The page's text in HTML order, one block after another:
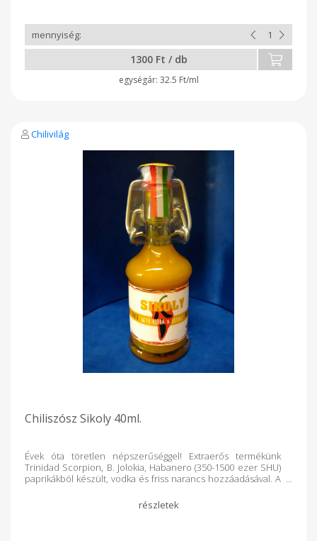
1300 Ft / db
32.5 Ft/ml
Chilivilág
Chiliszósz Sikoly 40ml.
Évek óta töretlen népszerűséggel! Extraerős termékünk
Trinidad Scorpion, B. Jolokia, Habanero (350-1500 ezer SHU)
paprikákból készült, vodka és friss narancs hozzáadásával. A
Különféle sültek, melegszendvicsek, saláták ízesítéséhez
ajánljuk. Összetétel: chili 80%, narancs, vodka, konyhasó,